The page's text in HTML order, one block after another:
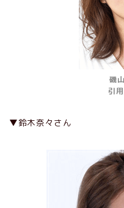
磯
引
▼鈴木奈々さん